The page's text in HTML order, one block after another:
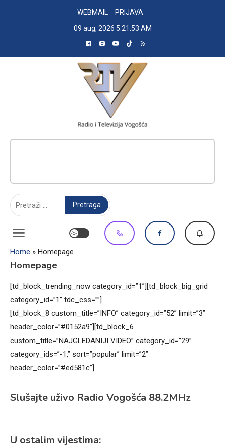
WEBMAIL
PRIJAVA
09 aug, 2026 5:21:53 AM
Home » Homepage
Homepage
[td_block_trending_now category_id=”1”][td_block_big_grid
category_id=”1” tdc_css=””]
[td_block_8 custom_title=”INFO” category_id=”52” limit=”3”
header_color=”#0152a9”][td_block_6
custom_title=”NAJGLEDANIJI VIDEO” category_id=”29”
category_ids=”-1,” sort=”popular” limit=”2”
header_color=”#ed581c”]
Slušajte uživo Radio Vogošća 88.2MHz
U ostalim vijestima: